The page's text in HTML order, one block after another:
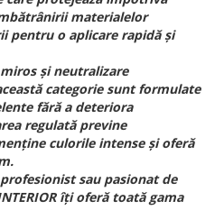
materialelor
pentru o aplicare rapidă și
și neutralizare
categorie sunt formulate
fără a deteriora
regulată previne
culorile intense și oferă
sau pasionat de
îți oferă toată gama